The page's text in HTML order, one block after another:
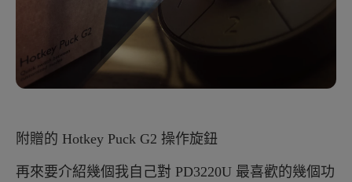
附贈的 Hotkey Puck G2 操作旋鈕
再來要介紹幾個我自己對 PD3220U 最喜歡的幾個功